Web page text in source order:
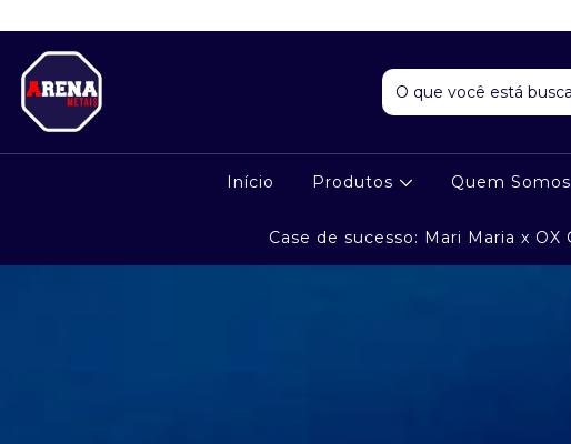
Início Produtos Quem Somos
Case de sucesso: Mari Maria x OX